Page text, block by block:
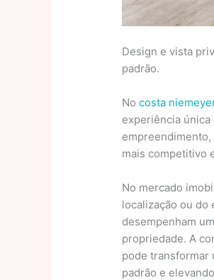
Design e vista
padrão.
Nocosta
experiência única
mais competitivo
No mercado
localização ou do
desempenham
propriedade. A
pode transformar
padrão e